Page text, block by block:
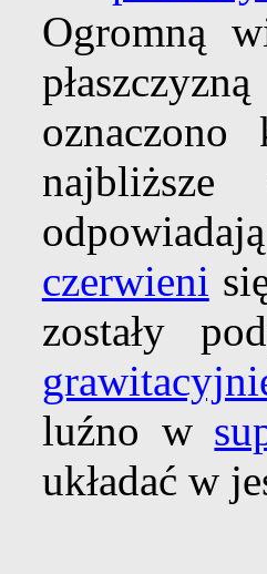
Ogromną
czerwieni
zostały
luźno w
układać w